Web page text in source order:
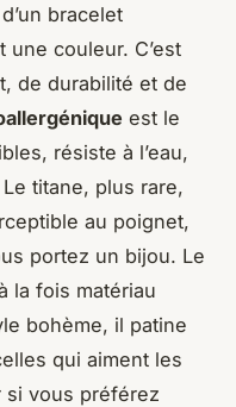
bracelet
couleur. C’est
de durabilité et de
est le
résiste à l’eau,
titane, plus rare,
au poignet,
portez un bijou. Le
la fois matériau
bohème, il patine
qui aiment les
si vous préférez